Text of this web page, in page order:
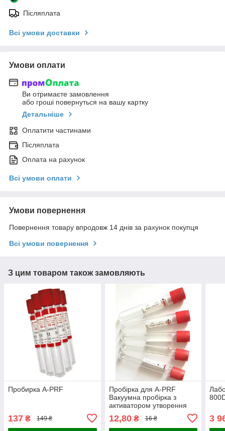
Післяплата
Всі умови доставки
Умови оплати
Ви отримаєте замовлення
або гроші повернуться на вашу картку
Детальніше
Оплатити частинами
Післяплата
Оплата на рахунок
Всі умови оплати
Умови повернення
Повернення товару впродовж 14 днів за рахунок покупця
Всі умови повернення
З цим товаром також замовляють
Пробирка A-PRF
137 ₴ 149 ₴
Пробірка для A-PRF
Вакуумна пробірка з
активатором утворення
12,80₴ 16 ₴ 3